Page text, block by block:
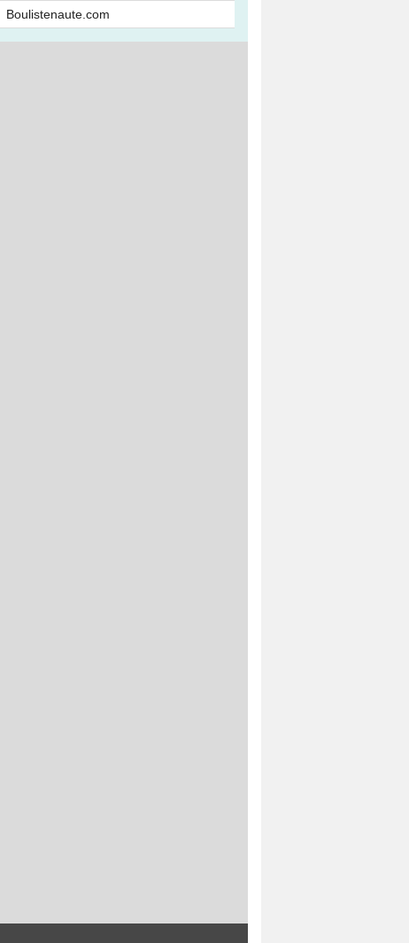
Boulistenaute.com